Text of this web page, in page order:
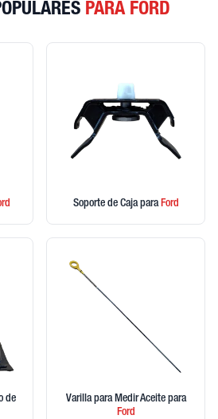
PARA FORD
Soporte de Caja paraFord
de
Varilla para Medir Aceite para
Ford